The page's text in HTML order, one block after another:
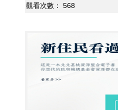
觀看次數：
568